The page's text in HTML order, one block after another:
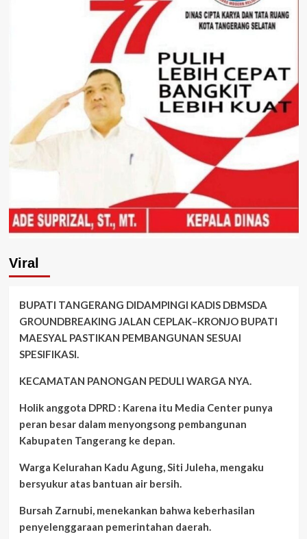
Viral
BUPATI TANGERANG DIDAMPINGI KADIS DBMSDA
GROUNDBREAKING JALAN CEPLAK–KRONJO BUPATI
MAESYAL PASTIKAN PEMBANGUNAN SESUAI
SPESIFIKASI.
KECAMATAN PANONGAN PEDULI WARGA NYA.
Holik anggota DPRD : Karena itu Media Center punya
peran besar dalam menyongsong pembangunan
Kabupaten Tangerang ke depan.
Warga Kelurahan Kadu Agung, Siti Juleha, mengaku
bersyukur atas bantuan air bersih.
Bursah Zarnubi, menekankan bahwa keberhasilan
penyelenggaraan pemerintahan daerah.